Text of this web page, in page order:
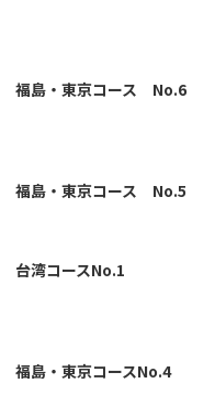
島・東京コース No.6
島・東京コース No.5
湾コースNo.1
島・東京コースNo.4